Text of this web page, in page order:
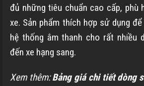
đủ những tiêu chuẩn cao cấp, phù
xe. Sản phẩm thích hợp sử dụng
hệ thống âm thanh cho rất nhiều
đến xe hạng sang.
Xem thêm:Bảng giá chi tiết dòng